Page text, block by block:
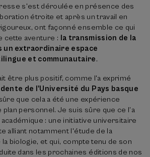
s'est déroulée en présence des
étroite et après un travail en
ont façonné ensemble ce qui
cette aventure : la transmission de la
un extraordinaire espace
et communautaire.
être plus positif, comme l'a exprimé
de l'Université du Pays basque
que cela a été une expérience
personnel. Je suis sûre que ce l’a
: une initiative universitaire
alliant notamment l'étude de la
la biologie, et qui, compte tenu de son
dans les prochaines éditions de nos